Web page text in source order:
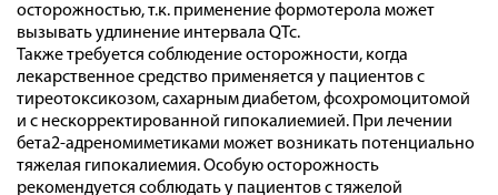
осторожностью, т.к. применение формотерола может
вызывать удлинение интервала QTc.
Также требуется соблюдение осторожности, когда
лекарственное средство применяется у пациентов с
тиреотоксикозом, сахарным диабетом, фсохромоцитомой
и с нескорректированной гипокалиемией. При лечении
бета2-адреномиметиками может возникать потенциально
тяжелая гипокалиемия. Особую осторожность
рекомендуется соблюдать у пациентов с тяжелой